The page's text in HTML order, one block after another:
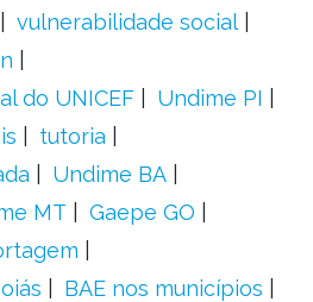
vulnerabilidade social
do UNICEF
Undime PI
tutoria
Undime BA
MT
Gaepe GO
BAE nos municípios